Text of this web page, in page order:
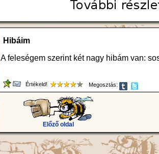
Hibáim
A feleségem szerint két nagy hibám van:
Értékeld! Megosztás:
Előző oldal